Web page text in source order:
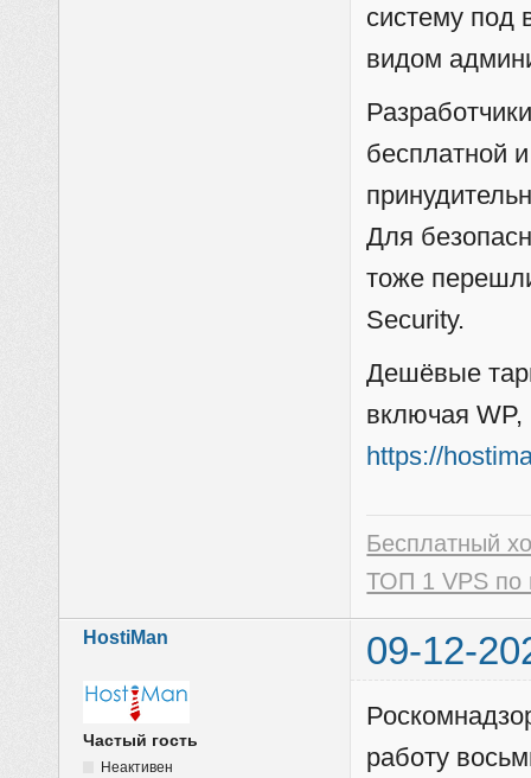
систему под
видом
бесплатной
Для
тоже
Security.
Дешёвые
включая WP,
https://
Бесплатный
ТОП 1 VPS по
HostiMan 09-12-
Частый гость
Неактивен
работу